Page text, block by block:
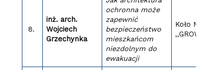
8.
inż. arch.
Wojciech
Grzechynka
ochronna może
zapewnić
bezpieczeństwo
mieszkańcom
niezdolnym do
ewakuacji
Koło
,,GROW”